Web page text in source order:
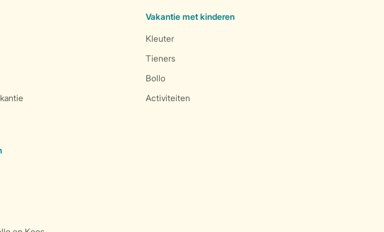
Vakantie met kinderen
Kleuter
Tieners
Bollo
Activiteiten